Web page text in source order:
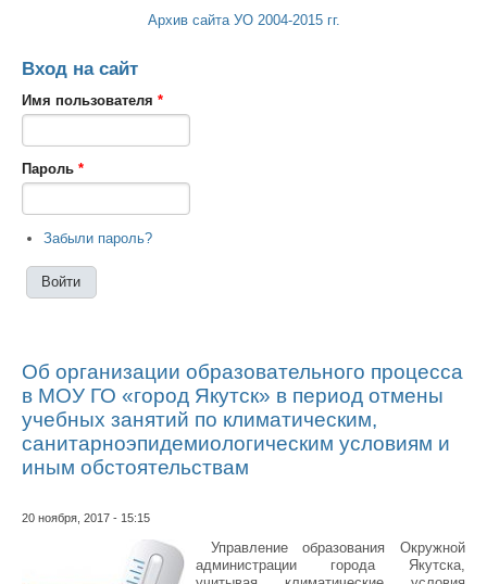
Архив сайта УО 2004-2015 гг.
Вход на сайт
Имя пользователя *
Пароль *
Забыли пароль?
Об организации образовательного процесса
в МОУ ГО «город Якутск» в период отмены
учебных занятий по климатическим,
санитарноэпидемиологическим условиям и
иным обстоятельствам
20 ноября, 2017 - 15:15
Управление образования Окружной
администрации города Якутска,